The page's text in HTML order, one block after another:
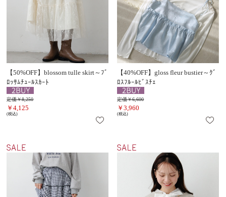
【50%OFF】blossom tulle skirt～ﾌﾞ
ﾛｯｻﾑﾁｭｰﾙｽｶｰﾄ
定価￥8,250
￥4,125
(税込)
【40%OFF】gloss fleur bustier～ｸﾞ
ﾛｽﾌﾙｰﾙﾋﾞｽﾁｪ
定価￥6,600
￥3,960
(税込)